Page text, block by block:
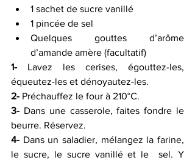
1 sachet de sucre vanillé
1 pincée de sel
Quelques gouttes d’arôme
d’amande amère (facultatif)
1- Lavez les cerises, égouttez-les,
équeutez-les et dénoyautez-les.
2- Préchauffez le four à 210°C.
3- Dans une casserole, faites fondre le
beurre. Réservez.
4- Dans un saladier, mélangez la farine,
le sucre, le sucre vanillé et le  sel. Y